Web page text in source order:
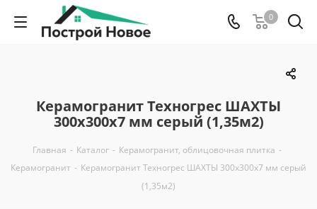
0
Керамогранит Техногрес ШАХТЫ
300х300х7 мм серый (1,35м2)
Главная - Каталог - Керамогранит, облицовочная плитка -
Керамогранит - Керамогранит Техногрес ШАХТЫ 300х300х7 мм серый
(1,35м2)